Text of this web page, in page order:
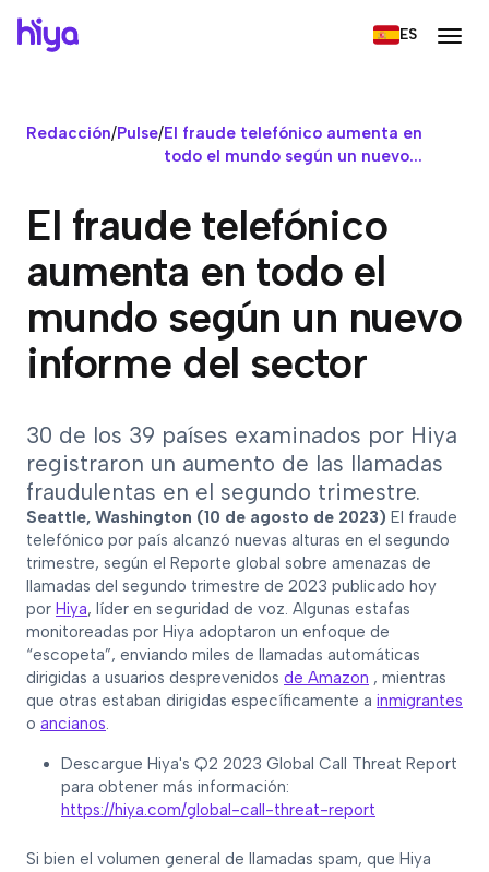
ES
Redacción/Pulse/El fraude telefónico aumenta en
todo el mundo según un nuevo...
El fraude telefónico
aumenta en todo el
mundo según un nuevo
informe del sector
30 de los 39 países examinados por Hiya
registraron un aumento de las llamadas
fraudulentas en el segundo trimestre.
Seattle, Washington (10 de agosto de 2023) El fraude
telefónico por país alcanzó nuevas alturas en el segundo
trimestre, según el Reporte global sobre amenazas de
llamadas del segundo trimestre de 2023 publicado hoy
por Hiya, líder en seguridad de voz. Algunas estafas
monitoreadas por Hiya adoptaron un enfoque de
“escopeta”, enviando miles de llamadas automáticas
dirigidas a usuarios desprevenidos de Amazon , mientras
que otras estaban dirigidas específicamente a inmigrantes
o ancianos.
Descargue Hiya's Q2 2023 Global Call Threat Report
para obtener más información:
‍https://hiya.com/global-call-threat-report
Si bien el volumen general de llamadas spam, que Hiya